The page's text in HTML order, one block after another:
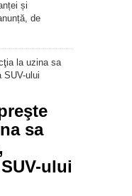
și
de
sa
ului